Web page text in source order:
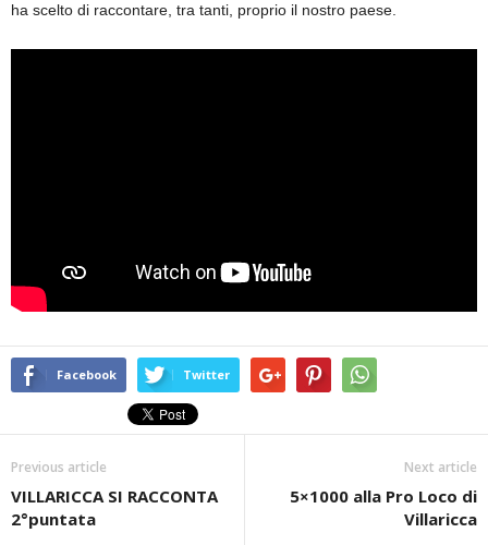
ha scelto di raccontare, tra tanti, proprio il nostro paese.
Facebook Twitter
Previous article
VILLARICCA SI RACCONTA
2°puntata
Next article
5×1000 alla Pro Loco di
Villaricca